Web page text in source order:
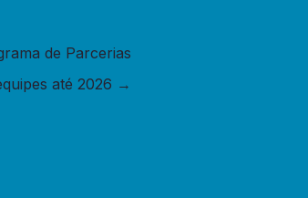
de Parcerias
até 2026 →